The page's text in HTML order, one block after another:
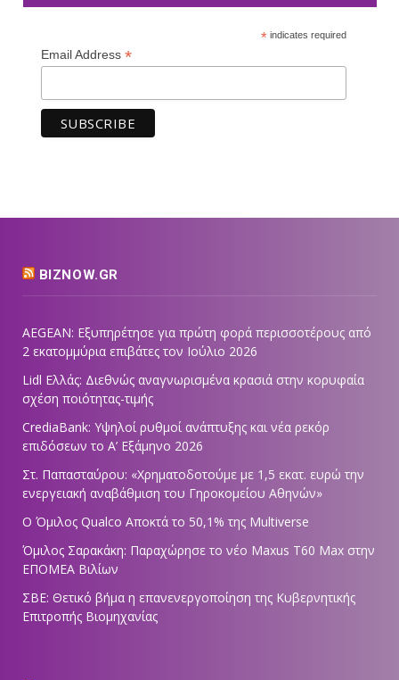
*indicates required
Email Address *
BIZNOW.GR
AEGEAN: Εξυπηρέτησε για πρώτη φορά περισσοτέρους από
2 εκατομμύρια επιβάτες τον Ιούλιο 2026
Lidl Ελλάς: Διεθνώς αναγνωρισμένα κρασιά στην κορυφαία
σχέση ποιότητας-τιμής
CrediaBank: Υψηλοί ρυθμοί ανάπτυξης και νέα ρεκόρ
επιδόσεων το Α’ Εξάμηνο 2026
Στ. Παπασταύρου: «Χρηματοδοτούμε με 1,5 εκατ. ευρώ την
ενεργειακή αναβάθμιση του Γηροκομείου Αθηνών»
Ο Όμιλος Qualco Αποκτά το 50,1% της Multiverse
Όμιλος Σαρακάκη: Παραχώρησε το νέο Maxus T60 Max στην
ΕΠΟΜΕΑ Βιλίων
ΣΒΕ: Θετικό βήμα η επανενεργοποίηση της Κυβερνητικής
Επιτροπής Βιομηχανίας